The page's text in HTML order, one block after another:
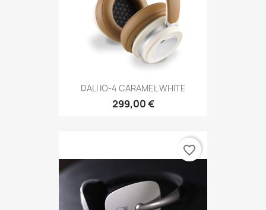
DALI IO-4 CARAMEL WHITE
299,00 €
favorite_border